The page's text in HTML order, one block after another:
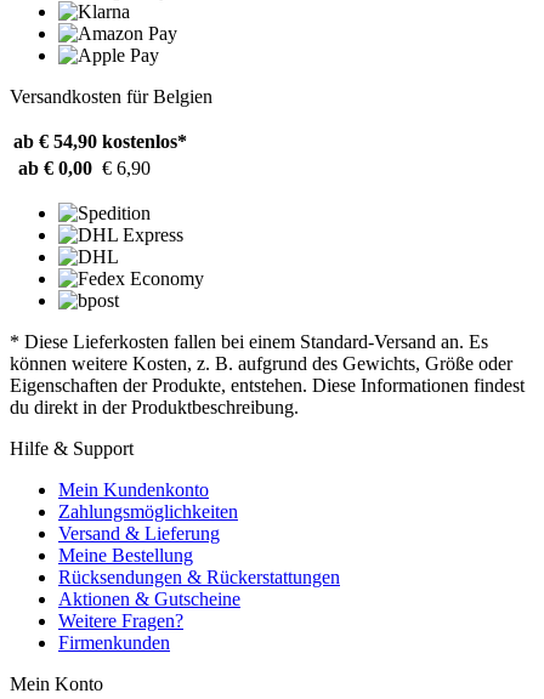
Versandkosten für Belgien
ab € 54,90 kostenlos*
ab € 0,00 € 6,90
* Diese Lieferkosten fallen bei einem Standard-Versand an. Es
können weitere Kosten, z. B. aufgrund des Gewichts, Größe oder
Eigenschaften der Produkte, entstehen. Diese Informationen findest
du direkt in der Produktbeschreibung.
Hilfe & Support
Mein Kundenkonto
Zahlungsmöglichkeiten
Versand & Lieferung
Meine Bestellung
Rücksendungen & Rückerstattungen
Aktionen & Gutscheine
Weitere Fragen?
Firmenkunden
Mein Konto